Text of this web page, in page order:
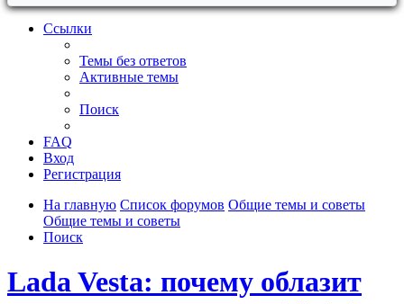
Ссылки
Темы без ответов
Активные темы
Поиск
FAQ
Вход
Регистрация
На главную Список форумов Общие темы и советы
Общие темы и советы
Поиск
Lada Vesta: почему облазит